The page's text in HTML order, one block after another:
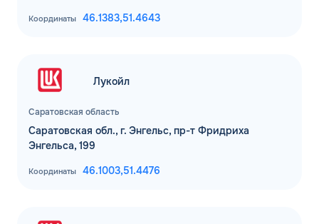
Координаты 46.1383,51.4643
Саратовская область
Лукойл
Саратовская обл., г. Энгельс, пр-т Фридриха
Энгельса, 199
Координаты 46.1003,51.4476